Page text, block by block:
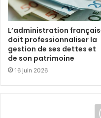
L’administration
doit professionnaliser la
gestion de ses dettes et
de son patrimoine
16 juin 2026